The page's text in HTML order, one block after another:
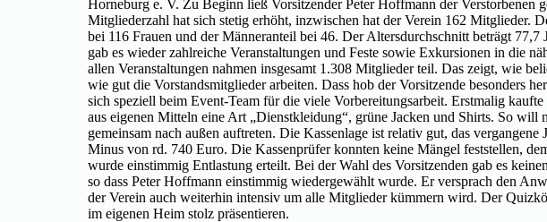
Horneburg e. V. Zu Beginn ließ Vorsitzender Peter Hoffmann der Verstorbenen
Mitgliederzahl hat sich stetig erhöht, inzwischen hat der Verein 162 Mitglieder.
bei 116 Frauen und der Männeranteil bei 46. Der Altersdurchschnitt beträgt 77,7
gab es wieder zahlreiche Veranstaltungen und Feste sowie Exkursionen in die
allen Veranstaltungen nahmen insgesamt 1.308 Mitglieder teil. Das zeigt, wie
wie gut die Vorstandsmitglieder arbeiten. Dass hob der Vorsitzende besonders
sich speziell beim Event-Team für die viele Vorbereitungsarbeit. Erstmalig kaufte
aus eigenen Mitteln eine Art „Dienstkleidung“, grüne Jacken und Shirts. So will
gemeinsam nach außen auftreten. Die Kassenlage ist relativ gut, das vergangene
Minus von rd. 740 Euro. Die Kassenprüfer konnten keine Mängel feststellen,
wurde einstimmig Entlastung erteilt. Bei der Wahl des Vorsitzenden gab es
so dass Peter Hoffmann einstimmig wiedergewählt wurde. Er versprach den
der Verein auch weiterhin intensiv um alle Mitglieder kümmern wird. Der
im eigenen Heim stolz präsentieren.